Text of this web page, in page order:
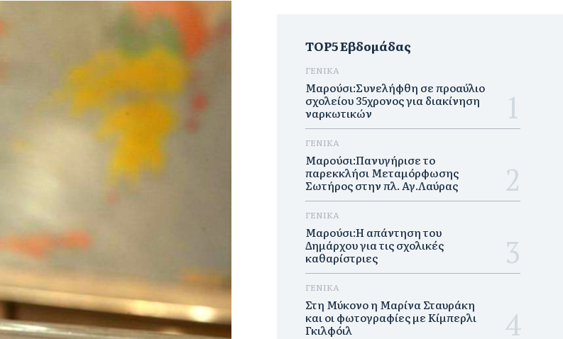
TOP5 Εβδομάδας
ΓΕΝΙΚΑ
Μαρούσι:Συνελήφθη σε προαύλιο
σχολείου 35χρονος για διακίνηση
ναρκωτικών
ΓΕΝΙΚΑ
Μαρούσι:Πανυγήρισε το
παρεκκλήσι Μεταμόρφωσης
Σωτήρος στην πλ. Αγ.Λαύρας
ΓΕΝΙΚΑ
Μαρούσι:Η απάντηση του
Δημάρχου για τις σχολικές
καθαρίστριες
ΓΕΝΙΚΑ
Στη Μύκονο η Μαρίνα Σταυράκη
και οι φωτογραφίες με Κίμπερλι
Γκιλφόιλ